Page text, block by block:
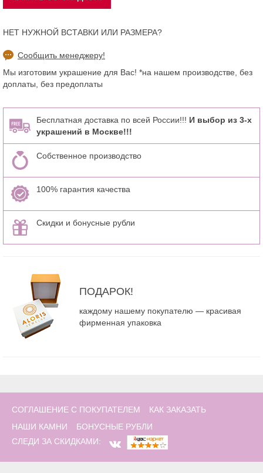
НЕТ НУЖНОЙ ВСТАВКИ ИЛИ РАЗМЕРА?
Сообщить менеджеру!
Мы изготовим украшение для Вас! *на нашем производстве, без
доплаты, без предоплаты
Бесплатная доставка по всей России!!! И выбор из 3-х
украшений в Москве!!!
Собственное производство
100% гарантия качества
Скидки и бонусные рубли
ПОДАРОК!
каждому нашему покупателю — красивая
фирменная упаковка
СОГЛАШЕНИЕ С ПОКУПАТЕЛЕМ
КАК ЗАКАЗАТЬ
НАШИ КАМНИ
БОНУСНЫЕ РУБЛИ
СЛЕДИ ЗА СКИДКАМИ: